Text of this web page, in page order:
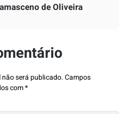
de Oliveira
não será publicado.Campos
com*